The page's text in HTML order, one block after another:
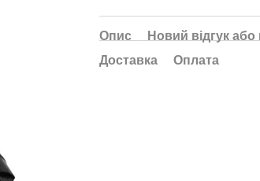
Опис
Новий відгук
Доставка
Оплата